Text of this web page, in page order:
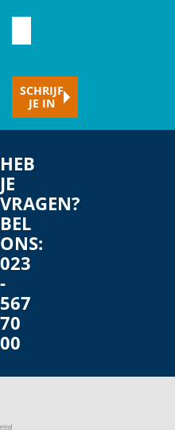
je
e-
mailadres
SCHRIJF
JE IN
HEB
JE
VRAGEN?
BEL
ONS:
023
-
567
70
00